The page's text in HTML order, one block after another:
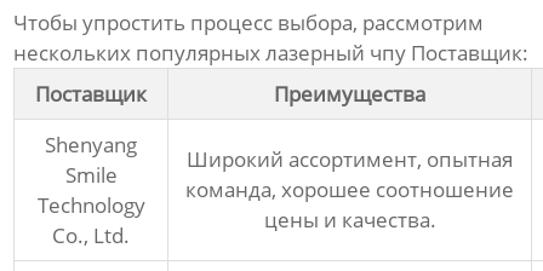
Чтобы упростить процесс выбора, рассмотрим
нескольких популярныхлазерный чпу Поставщик:
Поставщик
Преимущества
Shenyang
Smile
Technology
Co., Ltd.
Широкий ассортимент, опытная
команда, хорошее соотношение
цены и качества.